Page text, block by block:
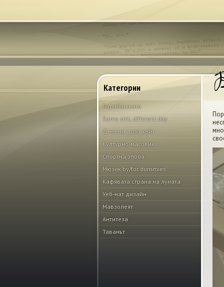
Категории
Барабанизмо
Same shit, different day
Дневна доза хейт
Културно-масовик
Спортна злоба
Мюзик by/for dummies
Кафявата страна на луната
Уеб-нат дизайн
Мавзолеят
Антитеза
Таванът